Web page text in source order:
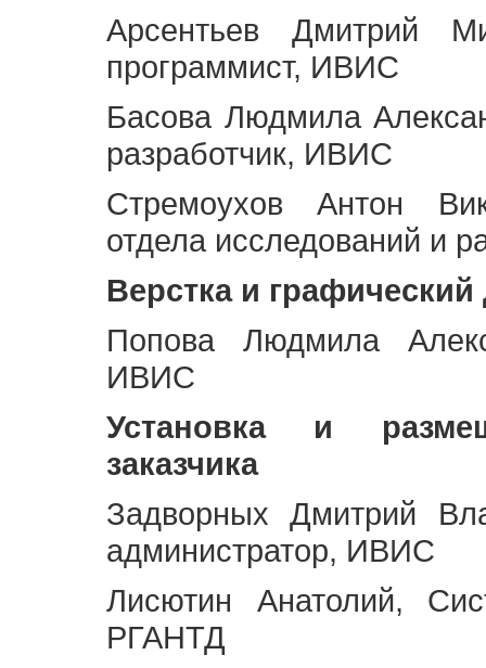
Арсентьев Дмитрий
программист, ИВИС
Басова Людмила
разработчик, ИВИС
Стремоухов Антон
отдела исследований и
Верстка и графический
Попова Людмила
ИВИС
Установка и
заказчика
Задворных Дмитрий
администратор, ИВИС
Лисютин Анатолий,
РГАНТД